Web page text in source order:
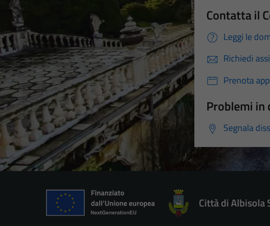
Contatta il
Leggi le
Richiedi
Prenota
Problemi in
Segnala
Città di Albisola